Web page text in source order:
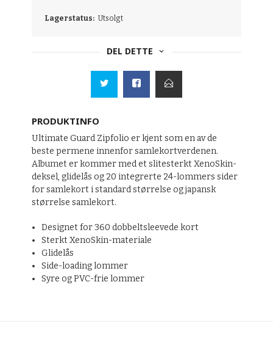
Lagerstatus: Utsolgt
DEL DETTE
PRODUKTINFO
Ultimate Guard Zipfolio er kjent som en av de
beste permene innenfor samlekortverdenen.
Albumet er kommer med et slitesterkt XenoSkin-
deksel, glidelås og 20 integrerte 24-lommers sider
for samlekort i standard størrelse og japansk
størrelse samlekort.
Designet for 360 dobbeltsleevede kort
Sterkt XenoSkin-materiale
Glidelås
Side-loading lommer
Syre og PVC-frie lommer